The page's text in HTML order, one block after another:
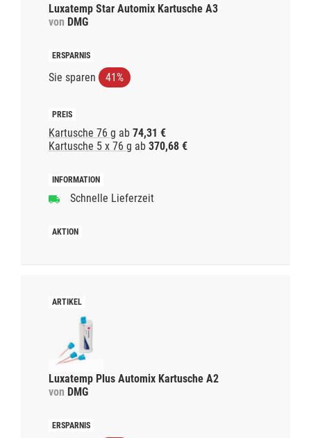
Luxatemp Star Automix Kartusche A3
von DMG
Sie sparen 41%
Kartusche 76 g ab 74,31 €
Kartusche 5 x 76 g ab 370,68 €
Schnelle Lieferzeit
Luxatemp Plus Automix Kartusche A2
von DMG